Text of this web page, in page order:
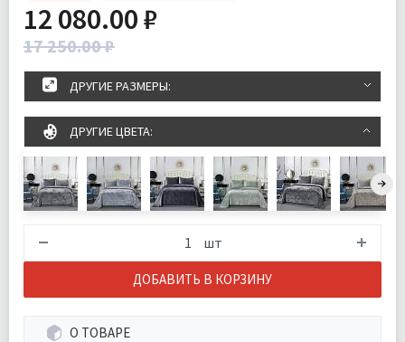
12 080.00 ₽
17 250.00 ₽
ДРУГИЕ РАЗМЕРЫ:
ДРУГИЕ ЦВЕТА:
шт
ДОБАВИТЬ В КОРЗИНУ
О ТОВАРЕ